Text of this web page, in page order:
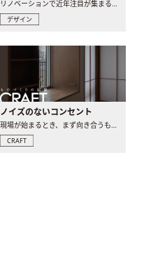
リノベーションで近年注目が集まる建築意匠の一つであるアール..
デザイン
ノイズのないコンセント
現場が始まるとき、まず向き合うものの一つがコンセントです..
CRAFT